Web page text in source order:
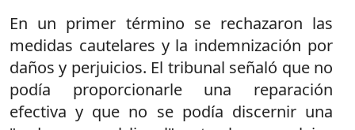
En un primer término se rechazaron las
medidas cautelares y la indemnización por
daños y perjuicios. El tribunal señaló que no
podía proporcionarle una reparación
efectiva y que no se podía discernir una